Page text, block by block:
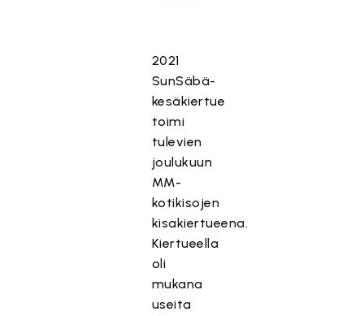
2021
SunSäbä-
kesäkiertue
toimi
tulevien
joulukuun
MM-
kotikisojen
kisakiertueena.
Kiertueella
oli
mukana
useita